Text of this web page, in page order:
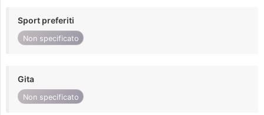
Sport preferiti
Non specificato
Gita
Non specificato